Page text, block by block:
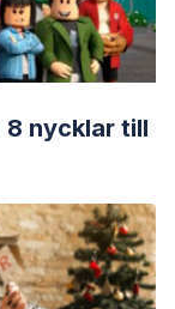
nycklar till